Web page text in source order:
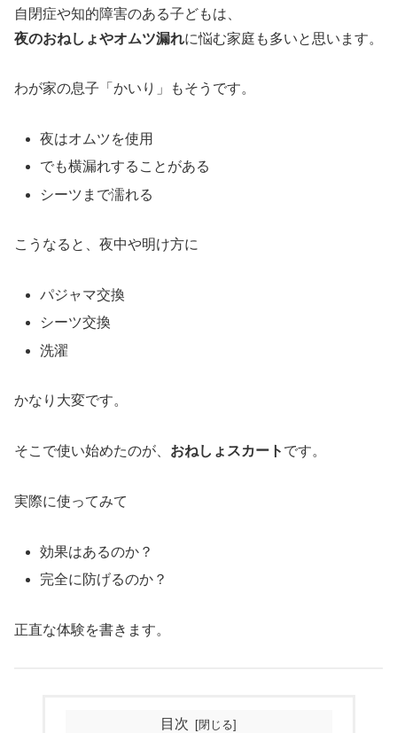
自閉症や知的障害のある子どもは、
夜のおねしょやオムツ漏れに悩む家庭も多いと思います。
わが家の息子「かいり」もそうです。
夜はオムツを使用
でも横漏れすることがある
シーツまで濡れる
こうなると、夜中や明け方に
パジャマ交換
シーツ交換
洗濯
かなり大変です。
そこで使い始めたのが、 おねしょスカート です。
実際に使ってみて
効果はあるのか？
完全に防げるのか？
正直な体験を書きます。
目次